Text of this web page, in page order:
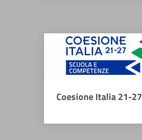
Coesione Italia 21-27